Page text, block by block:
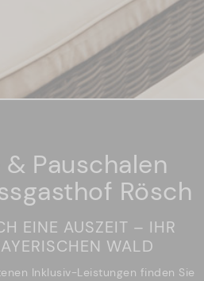
Pauschalen
Rösch
EINE AUSZEIT – IHR
WALD
Inklusiv-Leistungen finden Sie